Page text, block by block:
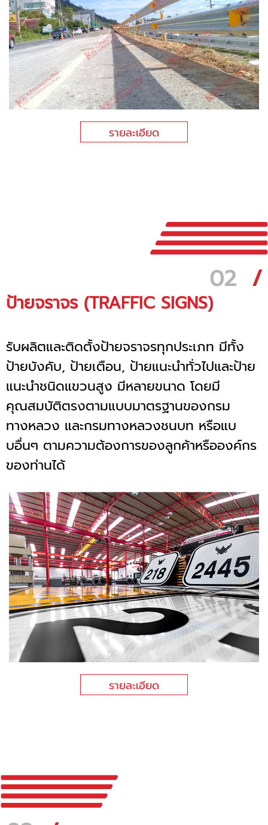
รายละเอียด
02 /
ป้ายจราจร (TRAFFIC SIGNS)
รับผลิตและติดตั้งป้ายจราจรทุกประเภท มีทั้ง
ป้ายบังคับ, ป้ายเตือน, ป้ายแนะนำทั่วไปและป้าย
แนะนำชนิดแขวนสูง มีหลายขนาด โดยมี
คุณสมบัติตรงตามแบบมาตรฐานของกรม
ทางหลวง และกรมทางหลวงชนบท หรือแบ
บอื่นๆ ตามความต้องการของลูกค้าหรือองค์กร
ของท่านได้
รายละเอียด